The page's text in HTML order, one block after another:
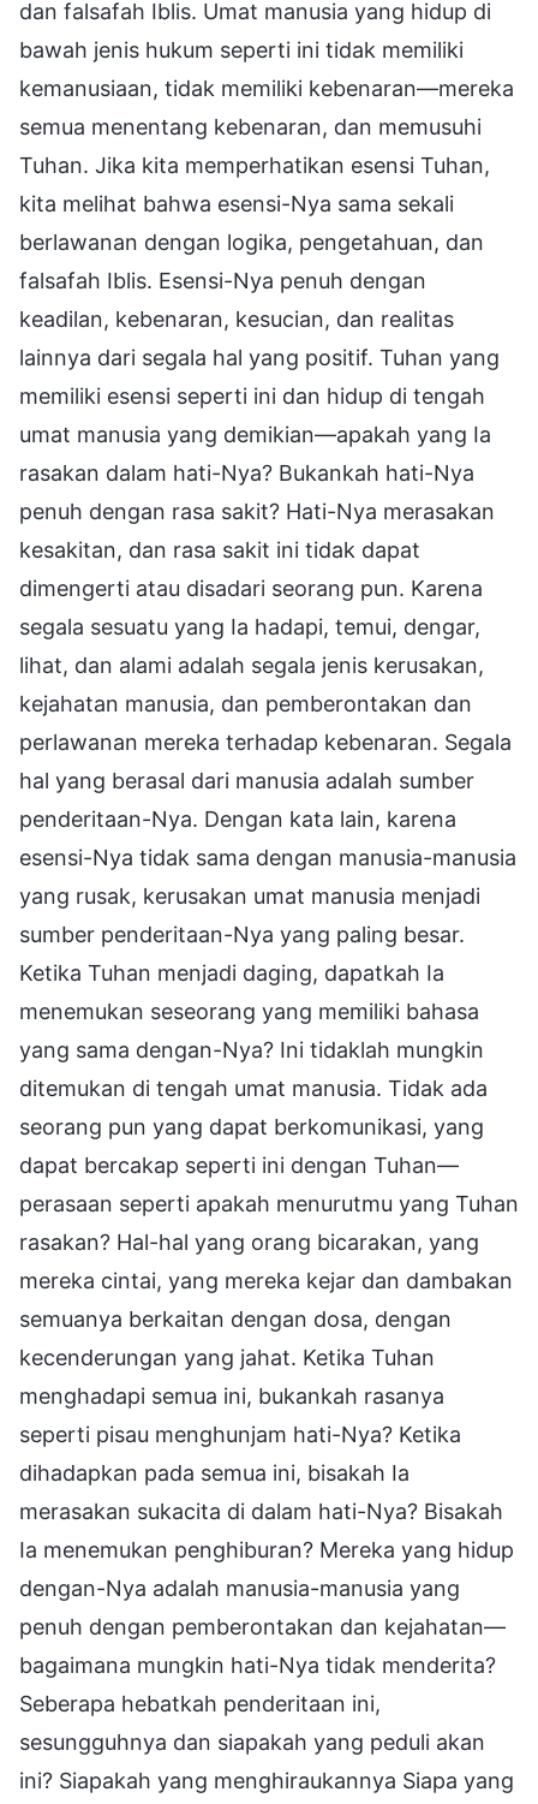
dan falsafah Iblis. Umat manusia yang hidup di
bawah jenis hukum seperti ini tidak memiliki
kemanusiaan, tidak memiliki kebenaran—mereka
semua menentang kebenaran, dan memusuhi
Tuhan. Jika kita memperhatikan esensi Tuhan,
kita melihat bahwa esensi-Nya sama sekali
berlawanan dengan logika, pengetahuan, dan
falsafah Iblis. Esensi-Nya penuh dengan
keadilan, kebenaran, kesucian, dan realitas
lainnya dari segala hal yang positif. Tuhan yang
memiliki esensi seperti ini dan hidup di tengah
umat manusia yang demikian—apakah yang Ia
rasakan dalam hati-Nya? Bukankah hati-Nya
penuh dengan rasa sakit? Hati-Nya merasakan
kesakitan, dan rasa sakit ini tidak dapat
dimengerti atau disadari seorang pun. Karena
segala sesuatu yang Ia hadapi, temui, dengar,
lihat, dan alami adalah segala jenis kerusakan,
kejahatan manusia, dan pemberontakan dan
perlawanan mereka terhadap kebenaran. Segala
hal yang berasal dari manusia adalah sumber
penderitaan-Nya. Dengan kata lain, karena
esensi-Nya tidak sama dengan manusia-manusia
yang rusak, kerusakan umat manusia menjadi
sumber penderitaan-Nya yang paling besar.
Ketika Tuhan menjadi daging, dapatkah Ia
menemukan seseorang yang memiliki bahasa
yang sama dengan-Nya? Ini tidaklah mungkin
ditemukan di tengah umat manusia. Tidak ada
seorang pun yang dapat berkomunikasi, yang
dapat bercakap seperti ini dengan Tuhan—
perasaan seperti apakah menurutmu yang Tuhan
rasakan? Hal-hal yang orang bicarakan, yang
mereka cintai, yang mereka kejar dan dambakan
semuanya berkaitan dengan dosa, dengan
kecenderungan yang jahat. Ketika Tuhan
menghadapi semua ini, bukankah rasanya
seperti pisau menghunjam hati-Nya? Ketika
dihadapkan pada semua ini, bisakah Ia
merasakan sukacita di dalam hati-Nya? Bisakah
Ia menemukan penghiburan? Mereka yang hidup
dengan-Nya adalah manusia-manusia yang
penuh dengan pemberontakan dan kejahatan—
bagaimana mungkin hati-Nya tidak menderita?
Seberapa hebatkah penderitaan ini,
sesungguhnya dan siapakah yang peduli akan
ini? Siapakah yang menghiraukannya Siapa yang